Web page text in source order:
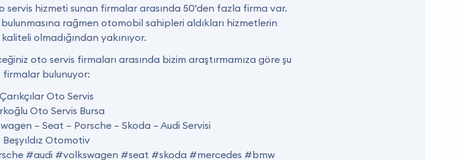
servis hizmeti sunan firmalar arasında 50’den fazla firma var.
bulunmasına rağmen otomobil sahipleri aldıkları hizmetlerin
olmadığından yakınıyor.
oto servis firmaları arasında bizim araştırmamıza göre şu
firmalar bulunuyor:
Çarıkçılar Oto Servis
Oto Servis Bursa
– Seat – Porsche – Skoda – Audi Servisi
Beşyıldız Otomotiv
#audi #volkswagen #seat #skoda #mercedes #bmw